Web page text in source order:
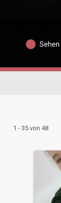
1 - 35 von 48